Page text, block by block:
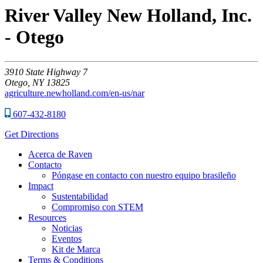
River Valley New Holland, Inc.
- Otego
3910 State Highway 7
Otego, NY 13825
agriculture.newholland.com/en-us/nar
607-432-8180
Get Directions
Acerca de Raven
Contacto
Póngase en contacto con nuestro equipo brasileño
Impact
Sustentabilidad
Compromiso con STEM
Resources
Noticias
Eventos
Kit de Marca
Terms & Conditions